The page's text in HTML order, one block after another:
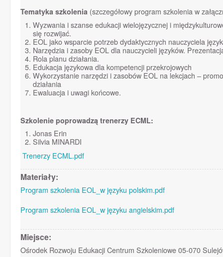
Tematyka szkolenia (szczegółowy program szkolenia w
Wyzwania i szanse edukacji wielojęzycznej i
się rozwijać.
EOL jako wsparcie potrzeb dydaktycznych nauczyciela
Narzędzia i zasoby EOL dla nauczycieli języków.
Rola planu działania.
Edukacja językowa dla kompetencji przekrojowych
Wykorzystanie narzędzi i zasobów EOL na lekcjach –
działania
Ewaluacja i uwagi końcowe.
Szkolenie poprowadzą trenerzy ECML:
Jonas Erin
Silvia MINARDI
Trenerzy ECML.pdf
Materiały:
Program szkolenia EOL_w języku polskim.pdf
Program szkolenia EOL_w języku angielskim.pdf
Miejsce:
Ośrodek Rozwoju Edukacji Centrum Szkoleniowe 05-070